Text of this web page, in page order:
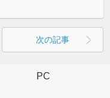
次の記事
PC